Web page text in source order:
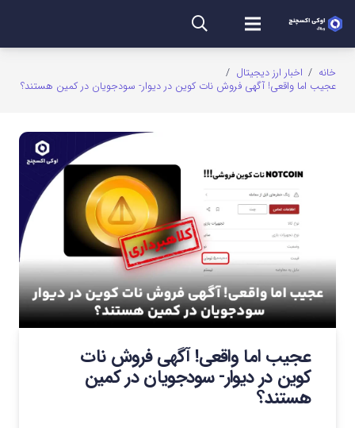
خانه / اخبار ارز دیجیتال /
عجیب اما واقعی! آگهی فروش نات کوین در دیوار- سودجویان در کمین هستند؟
عجیب اما واقعی! آگهی فروش نات
کوین در دیوار- سودجویان در کمین
هستند؟